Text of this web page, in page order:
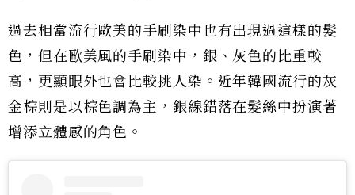
過去相當流行歐美的手刷染中也有出現過這樣的髮
色，但在歐美風的手刷染中，銀、灰色的比重較
高，更顯眼外也會比較挑人染。近年韓國流行的灰
金棕則是以棕色調為主，銀線錯落在髮絲中扮演著
增添立體感的角色。